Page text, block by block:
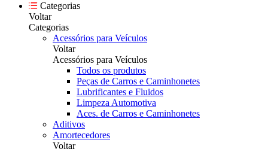
Categorias
Voltar
Categorias
Acessórios para Veículos
Voltar
Acessórios para Veículos
Todos os produtos
Peças de Carros e Caminhonetes
Lubrificantes e Fluidos
Limpeza Automotiva
Aces. de Carros e Caminhonetes
Aditivos
Amortecedores
Voltar